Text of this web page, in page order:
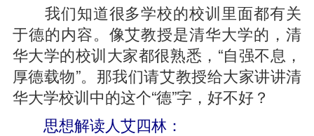
我们知道很多学校的校训里面都有关
于德的内容。像艾教授是清华大学的，清
华大学的校训大家都很熟悉，“自强不息，
厚德载物”。那我们请艾教授给大家讲讲清
华大学校训中的这个“德”字，好不好？
思想解读人艾四林：